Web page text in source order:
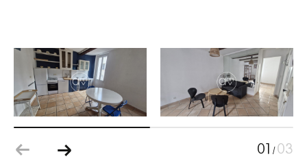
01 /03
AFFINER LES CRITÈRES